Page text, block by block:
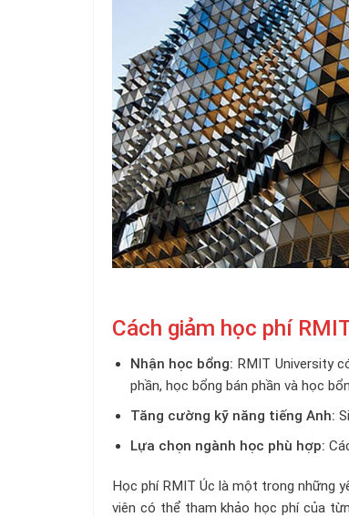
Cách giảm học phí
Nhận học bổng: RMIT University
phần, học bổng bán phần và học
Tăng cường kỹ năng tiếng Anh:
Lựa chọn ngành học phù hợp:
Học phí RMIT Úc là một trong những
viên có thể tham khảo học phí của